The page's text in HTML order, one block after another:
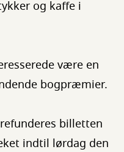
og kaffe i
være en
bogpræmier.
billetten
indtil lørdag den